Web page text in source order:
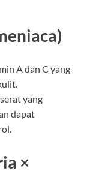
A dan C yang
yang
dapat
×